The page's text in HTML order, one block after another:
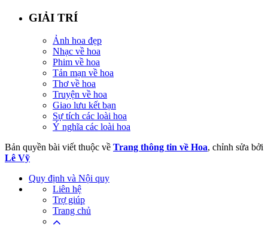
GIẢI TRÍ
Ảnh hoa đẹp
Nhạc về hoa
Phim về hoa
Tản mạn về hoa
Thơ về hoa
Truyện về hoa
Giao lưu kết bạn
Sự tích các loài hoa
Ý nghĩa các loài hoa
Bản quyền bài viết thuộc về Trang thông tin về Hoa, chỉnh sửa bởi
Lê Vỹ
Quy định và Nội quy
Liên hệ
Trợ giúp
Trang chủ